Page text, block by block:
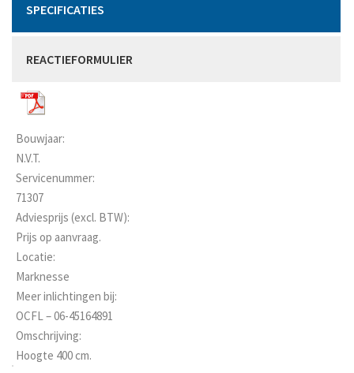
SPECIFICATIES
REACTIEFORMULIER
Bouwjaar:
N.V.T.
Servicenummer:
71307
Adviesprijs (excl. BTW):
Prijs op aanvraag.
Locatie:
Marknesse
Meer inlichtingen bij:
OCFL – 06-45164891
Omschrijving:
Hoogte 400 cm.